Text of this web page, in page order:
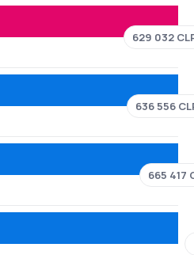
629 032
636 556
665 417